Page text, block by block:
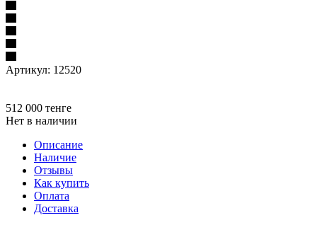
Артикул: 12520
512 000 тенге
Нет в наличии
Описание
Наличие
Отзывы
Как купить
Оплата
Доставка